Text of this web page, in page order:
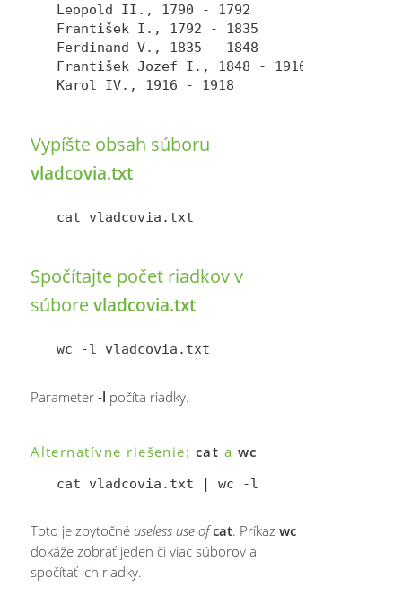
Leopold II., 1790 - 1792
František I., 1792 - 1835
Ferdinand V., 1835 - 1848
František Jozef I., 1848 - 1916
Vypíšte obsah súboru
vladcovia.txt
Spočítajte počet riadkov v
súborevladcovia.txt
Parameter-l počíta riadky.
Alternatívne riešenie: cat a wc
Toto je zbytočnéuseless use ofcat. Príkazwc
dokáže zobrať jeden či viac súborov a
spočítať ich riadky.